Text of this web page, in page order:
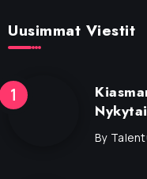
Uusimmat Viestit
By